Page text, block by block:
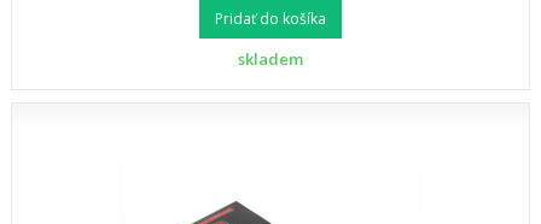
Pridať do košíka
skladem